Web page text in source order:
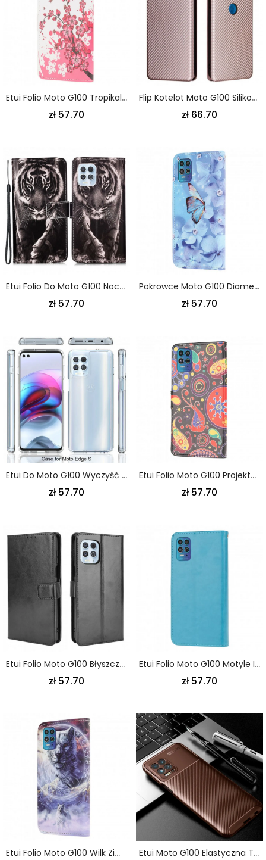
Etui Folio Moto G100 Tropikalne Kwiaty Etui Ochronne
zł 57.70
Flip Kotelot Moto G100 Silikon Węgiel Etui Ochronne
zł 66.70
Etui Folio Do Moto G100 Nocny Tygrys
zł 57.70
Pokrowce Moto G100 Diamentowe Motyle Na Ramiączkach
zł 57.70
Etui Do Moto G100 Wyczyść Wzmocnione Narożniki
zł 57.70
Etui Folio Moto G100 Projektuj Galaktykę
zł 57.70
Etui Folio Moto G100 Błyszcząca Sztuczna Skóra
zł 57.70
Etui Folio Moto G100 Motyle I Kwiaty Pasiaste Etui Ochronne
zł 57.70
Etui Folio Moto G100 Wilk Zimą Ze Smyczą Etui Moto G100 Elastyczna Tekstura Włókna Węglowego